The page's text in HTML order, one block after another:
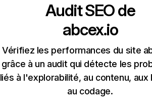
Audit SEO de
abcex.io
Vérifiez les performances du site
grâce à un audit qui détecte les
liés à l'explorabilité, au contenu, aux
au codage.